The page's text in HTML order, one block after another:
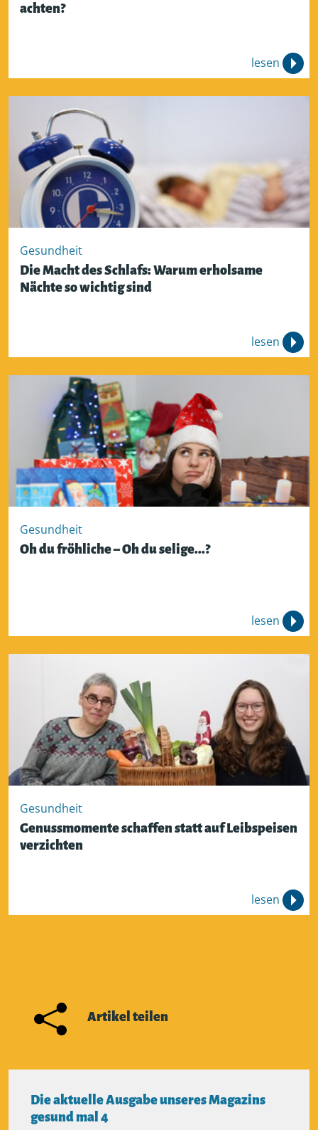
achten?
lesen
Gesundheit
Die Macht des Schlafs: Warum erholsame
Nächte so wichtig sind
lesen
Gesundheit
Oh du fröhliche – Oh du selige...?
lesen
Gesundheit
Genussmomente schaffen statt auf Leibspeisen
verzichten
lesen
Artikel teilen
Die aktuelle Ausgabe unseres Magazins
gesund mal 4